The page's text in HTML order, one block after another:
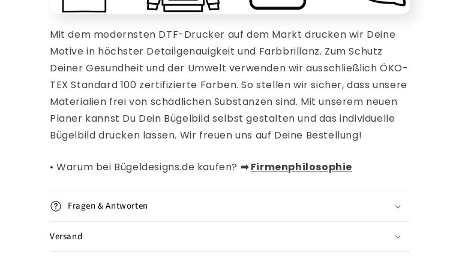
Mit dem modernsten DTF-Drucker auf dem Markt drucken wir Deine
Motive in höchster Detailgenauigkeit und Farbbrillanz. Zum Schutz
Deiner Gesundheit und der Umwelt verwenden wir ausschließlich ÖKO-
TEX Standard 100 zertifizierte Farben. So stellen wir sicher, dass unsere
Materialien frei von schädlichen Substanzen sind. Mit unserem neuen
Planer kannst Du Dein Bügelbild selbst gestalten und das individuelle
Bügelbild drucken lassen. Wir freuen uns auf Deine Bestellung!
• Warum bei Bügeldesigns.de kaufen? ➡︎Firmenphilosophie
Fragen & Antworten
Versand